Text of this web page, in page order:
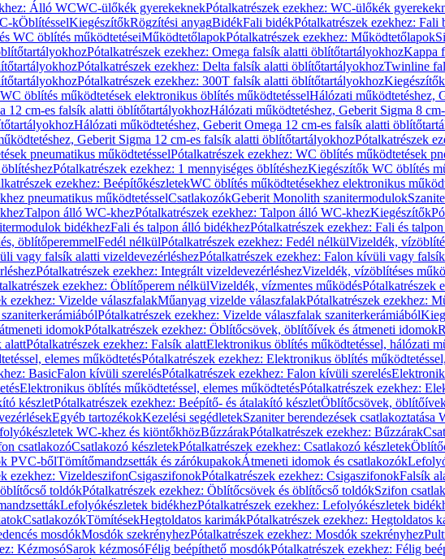
Álló WCWC-ülőkék gyerekeknekPótalkatrészek ezekhez: WC-ülőkék
kÖblítésselKiegészítőkRögzítési anyagBidékFali bidékPótalkatrészek ezekhez: Fali
WC öblítés működtetéseiMűködtetőlapokPótalkatrészek ezekhez: Működtetőlapok
Pótalkatrészek ezekhez: Omega falsík alatti öblítőtartályokhozKappa
Pótalkatrészek ezekhez: Delta falsík alatti öblítőtartályokhozTwinline
Pótalkatrészek ezekhez: 300T falsík alatti öblítőtartályokhozKiegészítők
öblítés működtetések elektronikus öblítés működtetésselHálózati működtetéshez,
12 cm-es falsík alatti öblítőtartályokhozHálózati működtetéshez, Geberit Sigma 8
Hálózati működtetéshez, Geberit Omega 12 cm-es falsík alatti
Geberit Sigma 12 cm-es falsík alatti öblítőtartályokhozPótalkatrészek
pneumatikus működtetésselPótalkatrészek ezekhez: WC öblítés működtetések
Pótalkatrészek ezekhez: 1 mennyiséges öblítéshezKiegészítők WC öblítés
ezekhez: BeépítőkészletekWC öblítés működtetésekhez elektronikus
pneumatikus működtetésselCsatlakozókGeberit Monolith szanitermodulok
Talpon álló WC-khezPótalkatrészek ezekhez: Talpon álló WC-khezKiegészítők
bidékhezFali és talpon álló bidékhezPótalkatrészek ezekhez: Fali és
öblítőperemmelFedél nélkülPótalkatrészek ezekhez: Fedél nélkülVizeldék,
vagy falsík alatti vizeldevezérléshezPótalkatrészek ezekhez: Falon kívüli vagy
Pótalkatrészek ezekhez: Integrált vizeldevezérléshezVizeldék, vízöblítéses
ezekhez: Öblítőperem nélkülVizeldék, vízmentes működésPótalkatrészek
ezekhez: Vizelde válaszfalakMűanyag vizelde válaszfalakPótalkatrészek ezekhez:
Pótalkatrészek ezekhez: Vizelde válaszfalak szaniterkerámiából
idomokPótalkatrészek ezekhez: Öblítőcsövek, öblítőívek és átmeneti idomok
alattPótalkatrészek ezekhez: Falsík alattElektronikus öblítés működtetéssel, hálózati
elemes működtetésPótalkatrészek ezekhez: Elektronikus öblítés
BasicFalon kívüli szerelésPótalkatrészek ezekhez: Falon kívüli szerelés
Elektronikus öblítés működtetéssel, elemes működtetésPótalkatrészek ezekhez:
készletPótalkatrészek ezekhez: Beépítő- és átalakító készletÖblítőcsövek,
Egyéb tartozékokKezelési segédletekSzaniter berendezések
WC-khez és kiöntőkhözBűzzárakPótalkatrészek ezekhez: Bűzzárak
csatlakozóCsatlakozó készletekPótalkatrészek ezekhez: Csatlakozó készletek
PVC-bőlTömítőmandzsetták és zárókupakokÁtmeneti idomok és csatlakozók
ezekhez: VizeldeszifonCsigaszifonokPótalkatrészek ezekhez: CsigaszifonokFalsík
toldókPótalkatrészek ezekhez: Öblítőcsövek és öblítőcső toldókSzifon
Lefolyókészletek bidékhezPótalkatrészek ezekhez: Lefolyókészletek
CsatlakozókTömítésekHegtoldatos karimákPótalkatrészek ezekhez: Hegtoldatos
mosdókMosdók szekrényhezPótalkatrészek ezekhez: Mosdók szekrényhez
KézmosóSarok kézmosóFélig beépíthető mosdókPótalkatrészek ezekhez: Félig